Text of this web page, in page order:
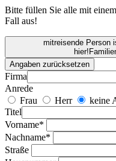
Bitte füllen Sie alle mit
Fall aus!
mitreisende Person
hier!
Angaben zurücksetzen
Firma
Anrede
Frau
Herr
keine
Titel
Vorname*
Nachname*
Straße